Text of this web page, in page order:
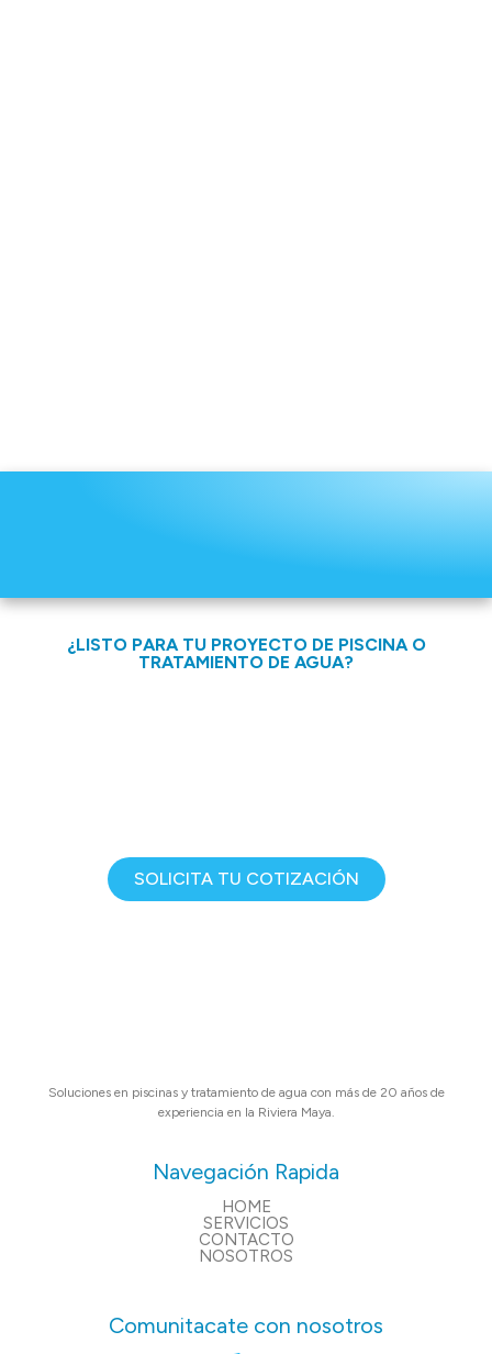
¿LISTO PARA TU PROYECTO DE PISCINA O
TRATAMIENTO DE AGUA?
SOLICITA TU COTIZACIÓN
Soluciones en piscinas y tratamiento de agua con más de 20 años de
experiencia en la Riviera Maya.
Navegación Rapida
HOME
SERVICIOS
CONTACTO
NOSOTROS
Comunitacate con nosotros